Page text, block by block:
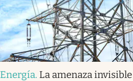
Energía. La amenaza